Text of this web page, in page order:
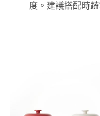
度。建議搭配時蔬